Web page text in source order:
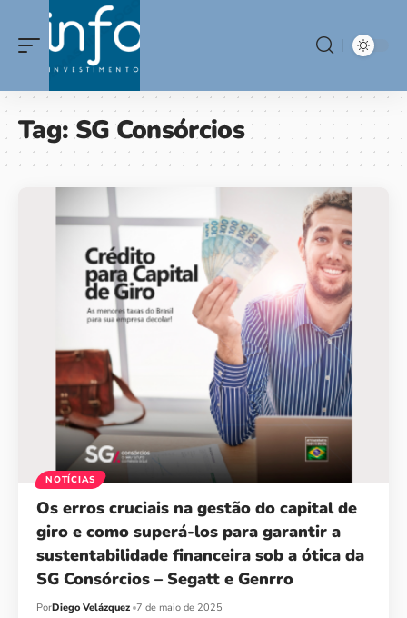
Tag:SG Consórcios
NOTÍCIAS
Os erros cruciais na gestão do capital de
giro e como superá-los para garantir a
sustentabilidade financeira sob a ótica da
SG Consórcios – Segatt e Genrro
PorDiego Velázquez 7 de maio de 2025